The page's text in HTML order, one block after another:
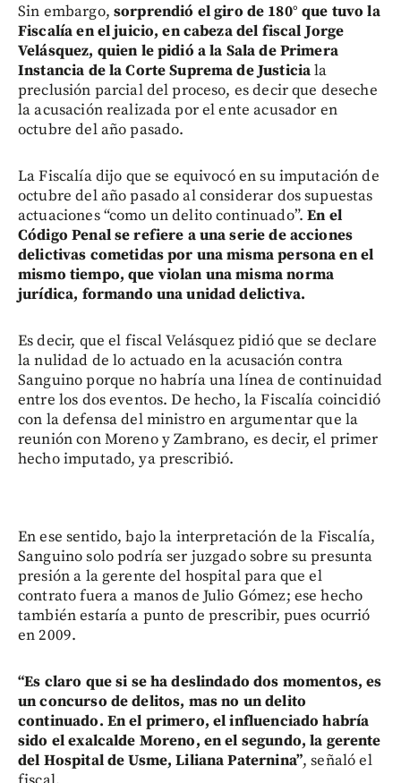
Sin embargo, sorprendió el giro de 180° que tuvo la
Fiscalía en el juicio, en cabeza del fiscal Jorge
Velásquez, quien le pidió a la Sala de Primera
Instancia de la Corte Suprema de Justiciala
preclusión parcial del proceso, es decir que deseche
la acusación realizada por el ente acusador en
octubre del año pasado.
La Fiscalía dijo que se equivocó en su imputación de
octubre del año pasado al considerar dos supuestas
actuaciones “como un delito continuado”.En el
Código Penal se refiere a una serie de acciones
delictivas cometidas por una misma persona en el
mismo tiempo, que violan una misma norma
jurídica, formando una unidad delictiva.
Es decir, que el fiscal Velásquez pidió que se declare
la nulidad de lo actuado en la acusación contra
Sanguino porque no habría una línea de continuidad
entre los dos eventos. De hecho, la Fiscalía coincidió
con la defensa del ministro en argumentar que la
reunión con Moreno y Zambrano, es decir, el primer
hecho imputado, ya prescribió.
En ese sentido, bajo la interpretación de la Fiscalía,
Sanguino solo podría ser juzgado sobre su presunta
presión a la gerente del hospital para que el
contrato fuera a manos de Julio Gómez; ese hecho
también estaría a punto de prescribir, pues ocurrió
en 2009.
“Es claro que si se ha deslindado dos momentos, es
un concurso de delitos, mas no un delito
continuado. En el primero, el influenciado habría
sido el exalcalde Moreno, en el segundo, la gerente
del Hospital de Usme, Liliana Paternina”, señaló el